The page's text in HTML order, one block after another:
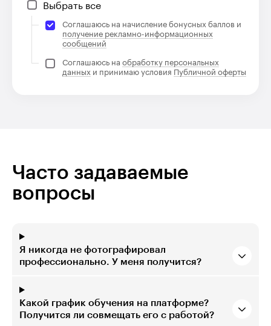
Выбрать все
Соглашаюсь на начисление бонусных баллов и
получение рекламно-информационных
сообщений
Соглашаюсь на обработку персональных
данных и принимаю условия Публичной оферты
Часто задаваемые
вопросы
Я никогда не фотографировал
профессионально. У меня получится?
Какой график обучения на платформе?
Получится ли совмещать его с работой?